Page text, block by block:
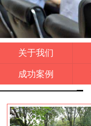
关于我们
成功案例